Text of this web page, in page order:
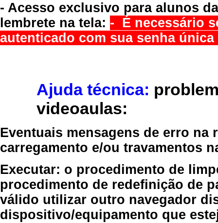
- Acesso exclusivo para alunos
lembrete na tela: - É necessário
autenticado com sua senha
Ajuda técnica:
videoaulas:
Eventuais mensagens de erro
carregamento e/ou travamentos
Executar: o procedimento de
procedimento de redefinição de
válido utilizar outro navegador
dispositivo/equipamento que